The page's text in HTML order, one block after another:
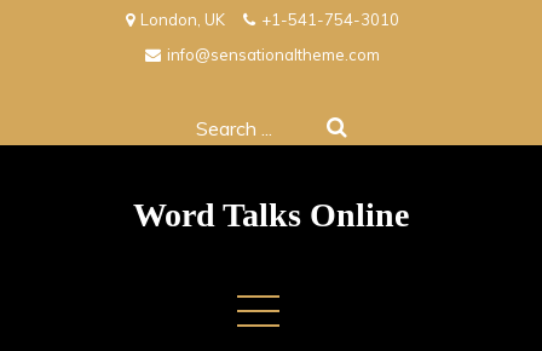
London, UK
+1-541-754-3010
info@sensationaltheme.com
Search
Word Talks Online